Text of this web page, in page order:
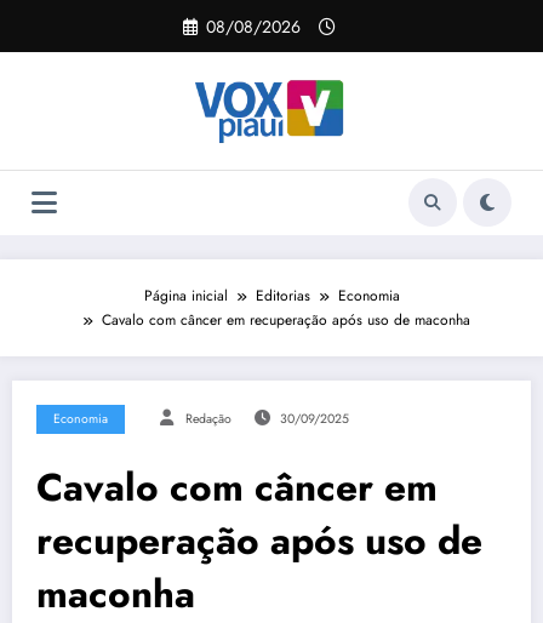
o
08/08/2026
Página inicial Editorias
Economia
Cavalo com câncer em recuperação após uso de maconha
Economia Redação 30/09/2025
Cavalo com câncer em
recuperação após uso de
maconha